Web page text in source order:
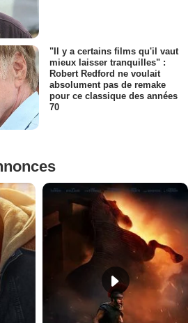
"Il y a certains films qu'il vaut
mieux laisser tranquilles" :
Robert Redford ne voulait
absolument pas de remake
pour ce classique des années
70